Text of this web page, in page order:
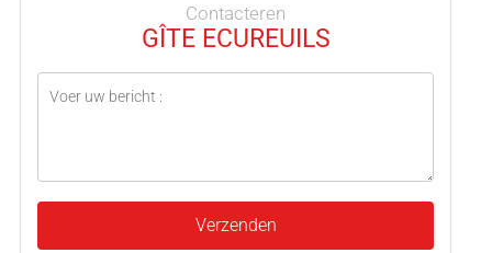
Contacteren
GÎTE ECUREUILS
Verzenden